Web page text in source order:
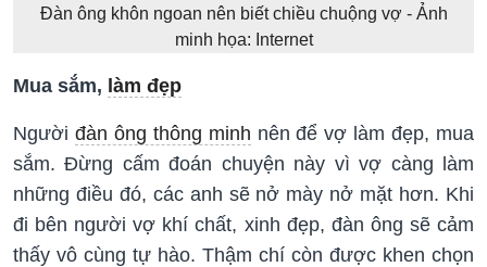
Đàn ông khôn ngoan nên biết chiều chuộng vợ - Ảnh
minh họa: Internet
Mua sắm, làm đẹp
Người đàn ông thông minh nên để vợ làm đẹp, mua
sắm. Đừng cấm đoán chuyện này vì vợ càng làm
những điều đó, các anh sẽ nở mày nở mặt hơn. Khi
đi bên người vợ khí chất, xinh đẹp, đàn ông sẽ cảm
thấy vô cùng tự hào. Thậm chí còn được khen chọn